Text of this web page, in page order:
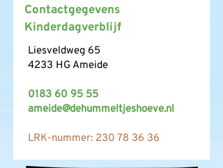
Contactgegevens
Kinderdagverblijf
Liesveldweg 65
4233 HG Ameide
0183 60 95 55
ameide@dehummeltjeshoeve.nl
LRK-nummer: 230 78 36 36